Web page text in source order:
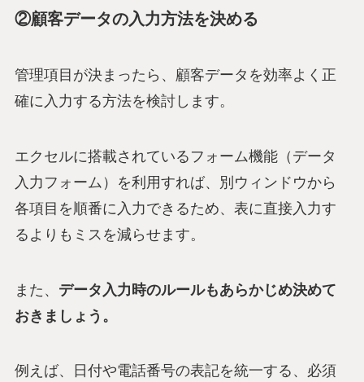
②顧客データの入力方法を決める
管理項目が決まったら、顧客データを効率よく正
確に入力する方法を検討します。
エクセルに搭載されているフォーム機能（データ
入力フォーム）を利用すれば、別ウィンドウから
各項目を順番に入力できるため、表に直接入力す
るよりもミスを減らせます。
また、 データ入力時のルールもあらかじめ決めて
おきましょう。
例えば、日付や電話番号の表記を統一する、必須